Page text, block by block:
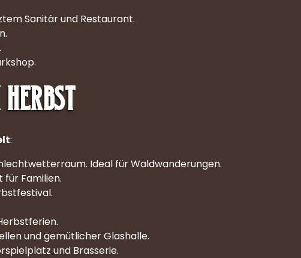
Sanitär und Restaurant.
:
Ideal für Waldwanderungen.
für Familien.
und gemütlicher Glashalle.
und Brasserie.